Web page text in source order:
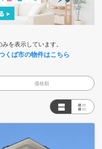
を表示しています。
くば市の物件はこちら
価格順